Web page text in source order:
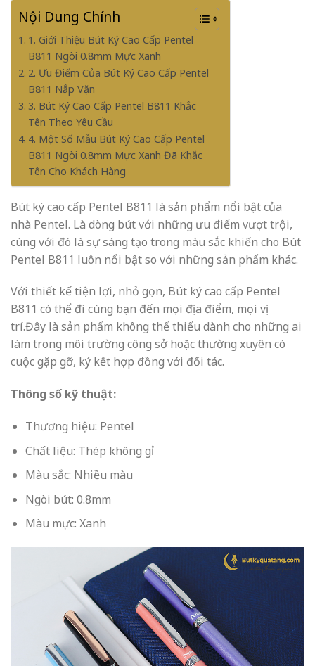
Nội Dung Chính
1. Giới Thiệu Bút Ký Cao Cấp Pentel
B811 Ngòi 0.8mm Mực Xanh
2. Ưu Điểm Của Bút Ký Cao Cấp Pentel
B811 Nắp Vặn
3. Bút Ký Cao Cấp Pentel B811 Khắc
Tên Theo Yêu Cầu
4. Một Số Mẫu Bút Ký Cao Cấp Pentel
B811 Ngòi 0.8mm Mực Xanh Đã Khắc
Tên Cho Khách Hàng
Bút ký cao cấp Pentel B811 là sản phẩm nổi bật của
nhà Pentel. Là dòng bút với những ưu điểm vượt trội,
cùng với đó là sự sáng tạo trong màu sắc khiến cho Bút
Pentel B811 luôn nổi bật so với những sản phẩm khác.
Với thiết kế tiện lợi, nhỏ gọn, Bút ký cao cấp Pentel
B811 có thể đi cùng bạn đến mọi địa điểm, mọi vị
trí.Đây là sản phẩm không thể thiếu dành cho những ai
làm trong môi trường công sở hoặc thường xuyên có
cuộc gặp gỡ, ký kết hợp đồng với đối tác.
Thông số kỹ thuật:
Thương hiệu: Pentel
Chất liệu: Thép không gỉ
Màu sắc: Nhiều màu
Ngòi bút: 0.8mm
Màu mực: Xanh